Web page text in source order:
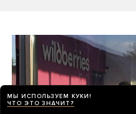
МЫ ИСПОЛЬЗУЕМ КУКИ!
ЧТО ЭТО ЗНАЧИТ?